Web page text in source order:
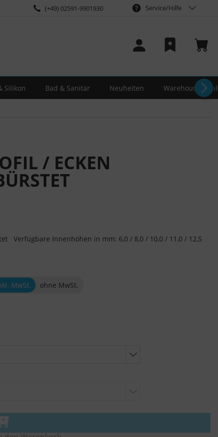
(+49) 02591-9901930 Service/Hilfe
Silikon Bad & Sanitär Neuheiten Warehouse-
/ ECKEN
Verfügbare Innenhöhen in mm: 6,0 / 8,0 / 10,0 / 11,0 / 12,5
MwSt. ohne MwSt.